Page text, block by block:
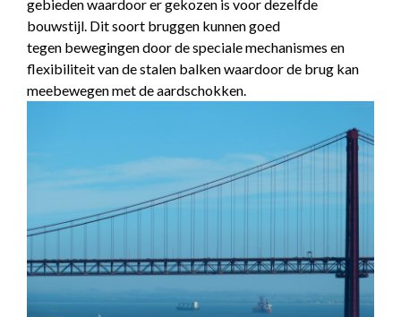
gebieden waardoor er gekozen is voor dezelfde
bouwstijl. Dit soort bruggen kunnen goed
tegen bewegingen door de speciale mechanismes en
flexibiliteit van de stalen balken waardoor de brug kan
meebewegen met de aardschokken.